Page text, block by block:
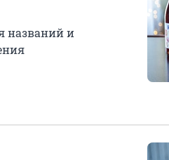
названий и